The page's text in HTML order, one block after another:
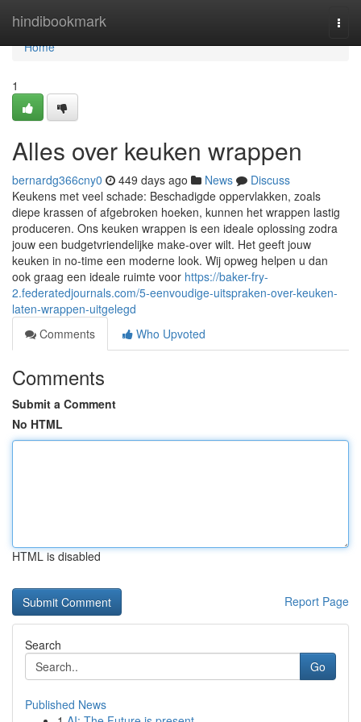
hindibookmark
Home
Home
1
Alles over keuken wrappen
bernardg366cny0 449 days ago News
Discuss
Keukens met veel schade: Beschadigde oppervlakken, zoals
diepe krassen of afgebroken hoeken, kunnen het wrappen lastig
produceren. Ons keuken wrappen is een ideale oplossing zodra
jouw een budgetvriendelijke make-over wilt. Het geeft jouw
keuken in no-time een moderne look. Wij opweg helpen u dan
ook graag een ideale ruimte voor https://baker-fry-
2.federatedjournals.com/5-eenvoudige-uitspraken-over-keuken-
laten-wrappen-uitgelegd
Comments
Who Upvoted
Comments
Submit a Comment
No HTML
HTML is disabled
Report Page
Search
Go
Published News